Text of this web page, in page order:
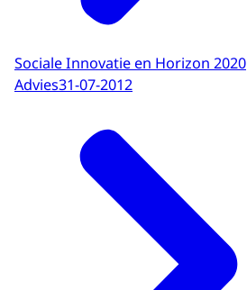
Sociale Innovatie en Horizon 2020
Advies31-07-2012